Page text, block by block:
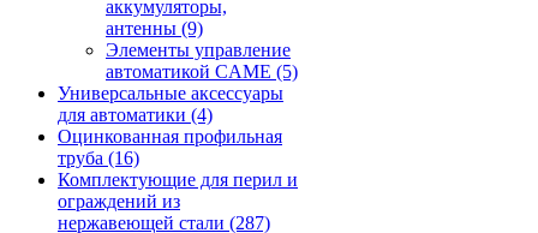
аккумуляторы,
антенны (9)
Элементы управление
автоматикой CAME (5)
Универсальные аксессуары
для автоматики (4)
Оцинкованная профильная
труба (16)
Комплектующие для перил и
ограждений из
нержавеющей стали (287)